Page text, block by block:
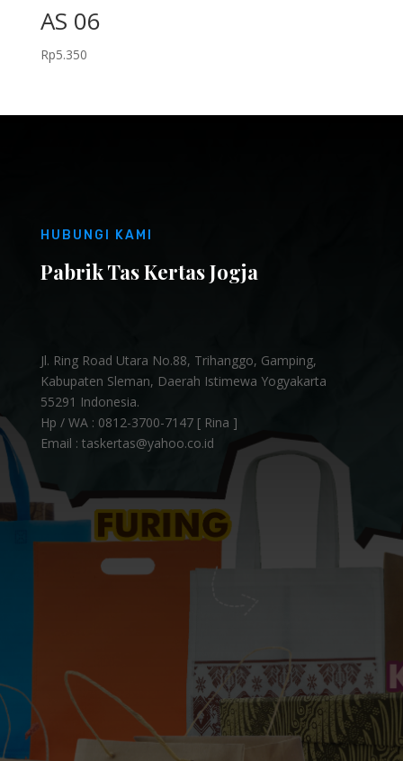
AS 06
Rp5.350
HUBUNGI KAMI
Pabrik Tas Kertas Jogja
Jl. Ring Road Utara No.88, Trihanggo, Gamping,
Kabupaten Sleman, Daerah Istimewa Yogyakarta
55291 Indonesia.
Hp / WA : 0812-3700-7147 [ Rina ]
Email : taskertas@yahoo.co.id